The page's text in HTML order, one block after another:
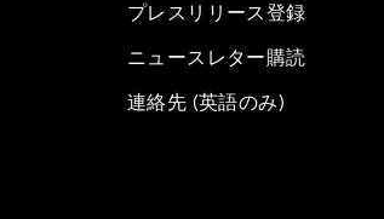
プレスリリース登録
ニュースレター購読
連絡先 (英語のみ)